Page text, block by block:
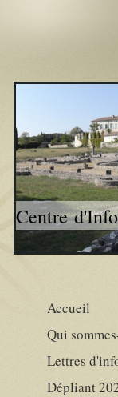
Centre
Accueil
Qui
Lettres
Dépliant